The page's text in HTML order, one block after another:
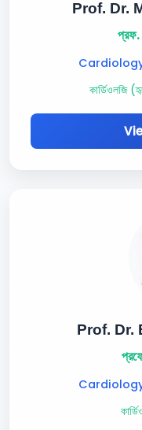
Prof. Dr.
প্রফ.
কার্ডিওলজি
Prof. Dr.